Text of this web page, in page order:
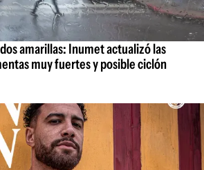
amarillas: Inumet actualizó las
muy fuertes y posible ciclón